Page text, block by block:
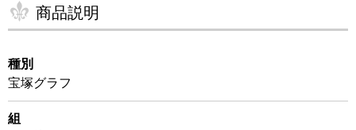
商品説明
種別
宝塚グラフ
組